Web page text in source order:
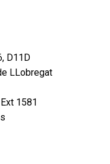
D11D
LLobregat
1581